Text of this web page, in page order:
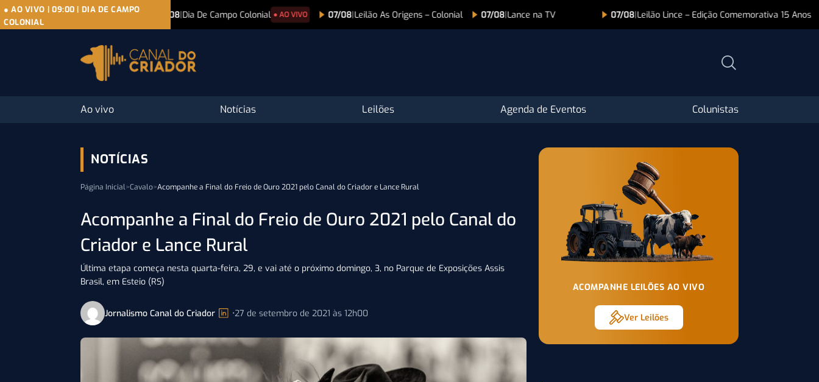
● AO VIVO | 09:00 | DIA DE CAMPO
COLONIAL
07/08| Dia De Campo Colonial ● AO VIVO 07/08|Leilão As Origens – Colonial 07/08|Lance na TV 07/08|Leilão Lince – Edição Comemorativa 15 Anos 07/08|Leilão Nelore
Ao vivo Notícias Leilões Agenda de Eventos Colunistas
NOTÍCIAS
Página Inicial>Cavalo>Acompanhe a Final do Freio de Ouro 2021 pelo Canal do Criador e Lance Rural
Acompanhe a Final do Freio de Ouro 2021 pelo Canal do
Criador e Lance Rural
Última etapa começa nesta quarta-feira, 29, e vai até o próximo domingo, 3, no Parque de Exposições Assis
Brasil, em Esteio (RS)
Jornalismo Canal do Criador •27 de setembro de 2021 às 12h00
ACOMPANHE LEILÕES AO VIVO
Ver Leilões